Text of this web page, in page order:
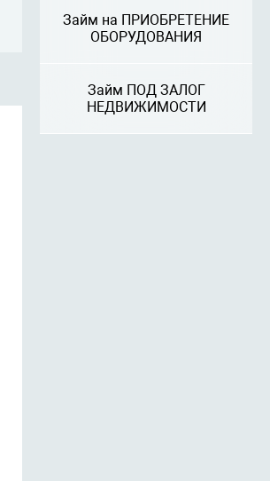
Займ на ПРИОБРЕТЕНИЕ
ОБОРУДОВАНИЯ
Займ ПОД ЗАЛОГ
НЕДВИЖИМОСТИ